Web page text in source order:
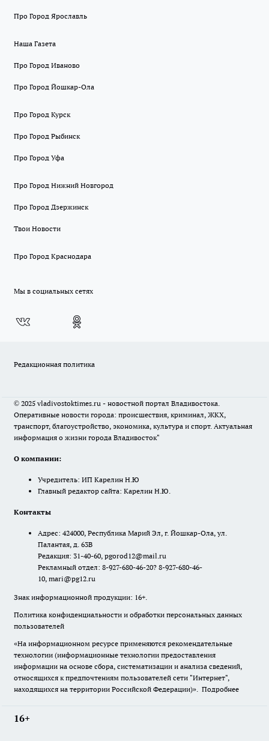
Про Город Ярославль
Наша Газета
Про Город Иваново
Про Город Йошкар-Ола
Про Город Курск
Про Город Рыбинск
Про Город Уфа
Про Город Нижний Новгород
Про Город Дзержинск
Твои Новости
Про Город Краснодара
Мы в социальных сетях
Редакционная политика
© 2025 vladivostoktimes.ru - новостной портал Владивостока.
Оперативные новости города: происшествия, криминал, ЖКХ,
транспорт, благоустройство, экономика, культура и спорт. Актуальная
информация о жизни города Владивосток"
О компании:
Учредитель: ИП Карелин Н.Ю
Главный редактор сайта: Карелин Н.Ю.
Контакты
Адрес: 424000, Республика Марий Эл, г. Йошкар-Ола, ул.
Палантая, д. 63В
Редакция: 31-40-60, pgorod12@mail.ru
Рекламный отдел: 8-927-680-46-20? 8-927-680-46-
10, mari@pg12.ru
Знак информационной продукции: 16+.
Политика конфиденциальности и обработки персональных данных
пользователей
«На информационном ресурсе применяются рекомендательные
технологии (информационные технологии предоставления
информации на основе сбора, систематизации и анализа сведений,
относящихся к предпочтениям пользователей сети "Интернет",
находящихся на территории Российской Федерации)». Подробнее
16+